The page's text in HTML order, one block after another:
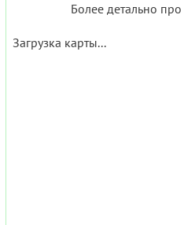
Более детально про
Загрузка карты...